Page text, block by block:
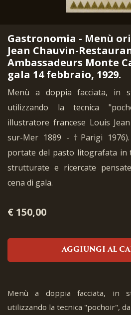
Gastronomia - Menù
Jean Chauvin-
Ambassadeurs Monte
gala 14 febbraio, 1929.
Menù a doppia facciata, in
utilizzando la tecnica
illustratore francese Louis
sur-Mer 1889 - †Parigi
portate del pasto litografata in
strutturate e ricercate
cena di gala.
€ 150,00
AGGIUNGI AL
Menù a doppia facciata, in
utilizzando la tecnica "pochoir",